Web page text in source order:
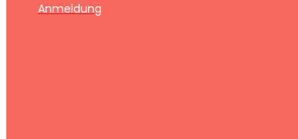
Anmeldung